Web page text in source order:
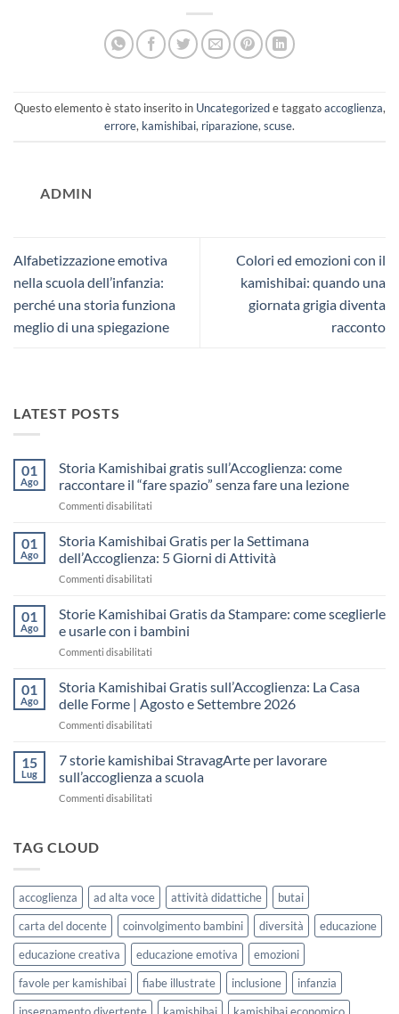
Questo elemento è stato inserito in Uncategorizede taggatoaccoglienza,
errore, kamishibai, riparazione, scuse.
ADMIN
Alfabetizzazione emotiva
nella scuola dell’infanzia:
perché una storia funziona
meglio di una spiegazione
Colori ed emozioni con il
kamishibai: quando una
giornata grigia diventa
racconto
LATEST POSTS
01
Ago
Storia Kamishibai gratis sull’Accoglienza: come
raccontare il “fare spazio” senza fare una lezione
Commenti disabilitati
Kamishibai
sull’Accoglienza:
il
“fare
una
lezione
01
Ago
Storia Kamishibai Gratis per la Settimana
dell’Accoglienza: 5 Giorni di Attività
Commenti disabilitati
Kamishibai
per
dell’Accoglienza:
Giorni
01
Ago
Storie Kamishibai Gratis da Stampare: come sceglierle
e usarle con i bambini
Commenti disabilitati
Kamishibai
da
sceglierle
01
Ago
Storia Kamishibai Gratis sull’Accoglienza: La Casa
delle Forme | Agosto e Settembre 2026
Commenti disabilitati
Kamishibai
sull’Accoglienza:
Settembre
2026
15
Lug
7 storie kamishibai StravagArte per lavorare
sull’accoglienza a scuola
Commenti disabilitati
lavorare
sull’accoglienza
a
scuola
TAG CLOUD
accoglienza ad alta voce attività didattiche
butai
carta del docente
coinvolgimento bambini diversità
educazione
educazione creativa
educazione emotiva
emozioni
favole per kamishibai
fiabe illustrate inclusione
infanzia